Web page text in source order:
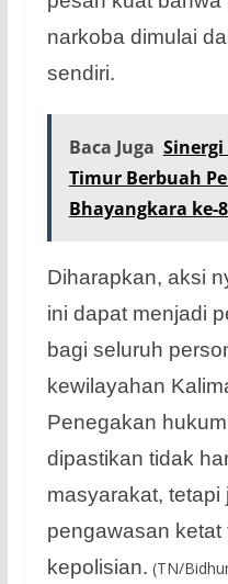
narkoba dimulai
sendiri.
Baca Juga
Timur Berbuah
Bhayangkara ke-
Diharapkan, aksi
ini dapat menjadi
bagi seluruh
kewilayahan
Penegakan
dipastikan tidak
masyarakat,
pengawasan ketat
kepolisian. (TN/